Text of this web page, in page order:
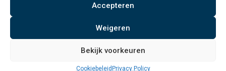
Accepteren
Weigeren
Bekijk voorkeuren
Cookiebeleid Privacy Policy